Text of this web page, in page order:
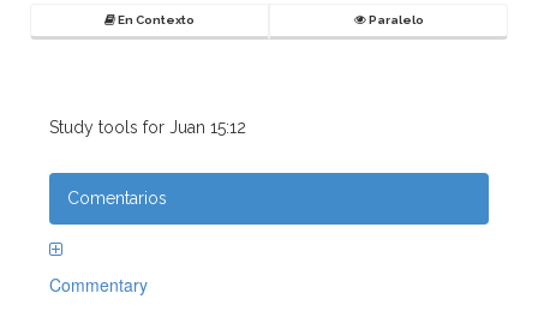
En Contexto Paralelo
Study tools for Juan 15:12
Comentarios
Commentary